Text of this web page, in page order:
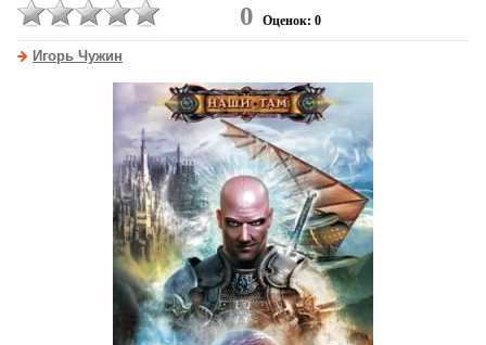
0 Оценок: 0
Игорь Чужин